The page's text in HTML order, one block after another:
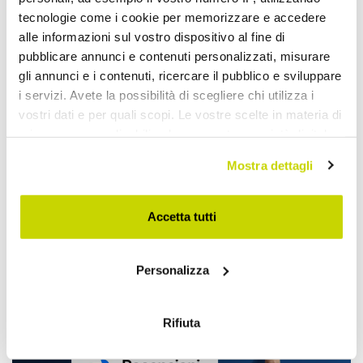
tecnologie come i cookie per memorizzare e accedere
alle informazioni sul vostro dispositivo al fine di
pubblicare annunci e contenuti personalizzati, misurare
gli annunci e i contenuti, ricercare il pubblico e sviluppare
i servizi. Avete la possibilità di scegliere chi utilizza i
vostri dati e per quali scopi. Le vostre scelte in materia di
modificare o revocare il proprio consenso in qualsiasi
momento dalla Dichiarazione sui cookie o facendo clic
sull'icona di attivazione della privacy.
raccogliere informazioni sulla tua posizione
Identificare il tuo dispositivo, scansionandolo
Mostra dettagli
Accetta tutti
Personalizza
Rifiuta
Beperkt aanbod. Mis het niet.